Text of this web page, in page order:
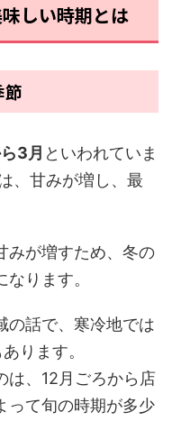
しい時期とは
節
3月 といわれていま
、甘みが増し、最
みが増すため、冬の
ります。
の話で、寒冷地では
ります。
は、12月ごろから店
って旬の時期が多少